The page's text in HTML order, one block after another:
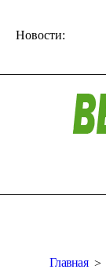
Новости:
Главная